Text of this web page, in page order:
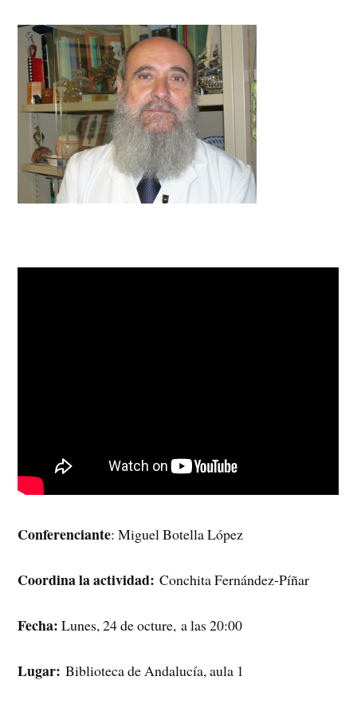
Conferenciante: Miguel Botella López
Coordina la actividad:Conchita Fernández-Píñar
Fecha:Lunes, 24 de octure, a las 20:00
Lugar: Biblioteca de Andalucía, aula 1